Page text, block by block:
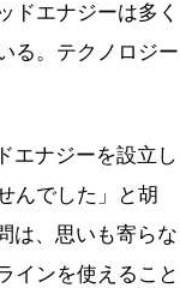
ドエナジーは多く
る。テクノロジー
エナジーを設立し
んでした」と胡
は、思いも寄らな
インを使えること